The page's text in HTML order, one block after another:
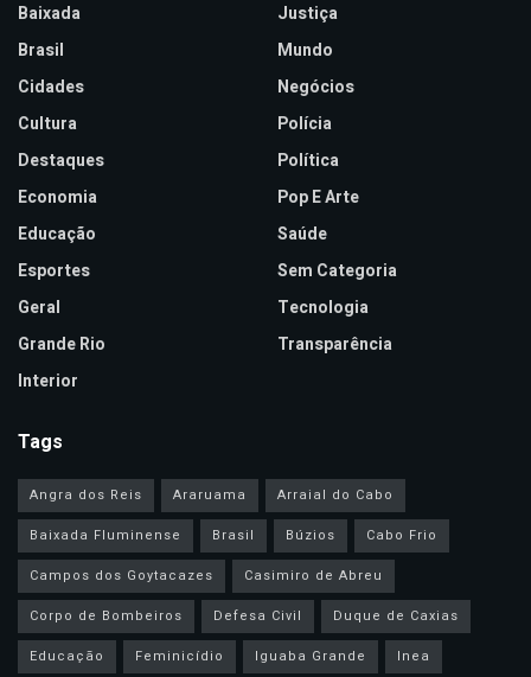
Baixada
Brasil
Cidades
Cultura
Destaques
Economia
Educação
Esportes
Geral
Grande Rio
Interior
Justiça
Mundo
Negócios
Polícia
Política
Pop E Arte
Saúde
Sem Categoria
Tecnologia
Transparência
Tags
Angra dos Reis Araruama
Arraial do Cabo
Baixada Fluminense
Brasil Búzios
Cabo Frio
Campos dos Goytacazes
Casimiro de Abreu
Corpo de Bombeiros
Defesa Civil
Duque de Caxias
Educação
Feminicídio Iguaba Grande
Inea